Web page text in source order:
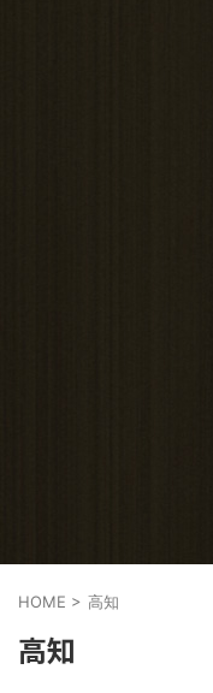
HOME > 高知
高知